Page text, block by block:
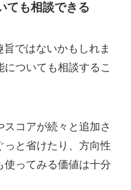
ても相談できる
ではないかもしれま
ついても相談するこ
コアが続々と追加さ
っと省けたり、方向性
使ってみる価値は十分